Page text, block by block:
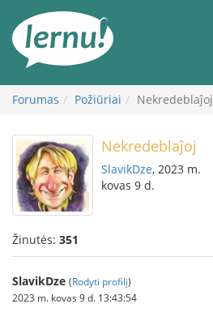
turinį
Forumas Požiūriai Nekredeblaĵoj
Nekredeblaĵoj
SlavikDze, 2023 m.
kovas 9 d.
Žinutės: 351
SlavikDze (Rodyti profilį)
2023 m. kovas 9 d. 13:43:54